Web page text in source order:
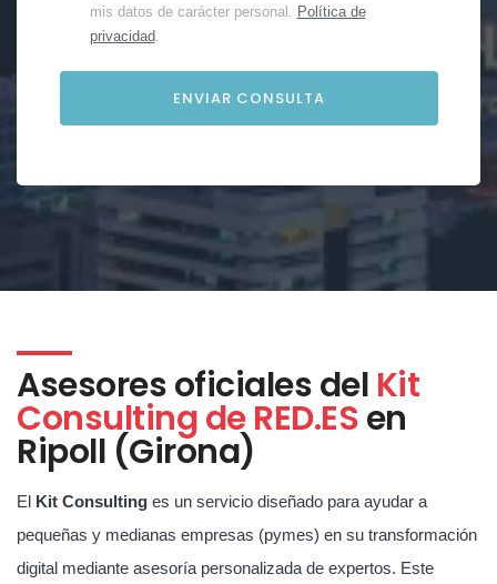
mis datos de carácter personal. Política de
privacidad.
Asesores oficiales del Kit
Consulting de RED.ESen
Ripoll (Girona)
El Kit Consulting es un servicio diseñado para ayudar a
pequeñas y medianas empresas (pymes) en su transformación
digital mediante asesoría personalizada de expertos. Este